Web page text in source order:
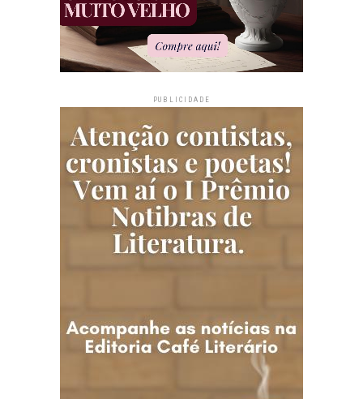
PUBLICIDADE